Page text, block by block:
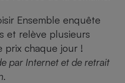
Ensemble enquête
et relève plusieurs
prix chaque jour !
par Internet et de retrait